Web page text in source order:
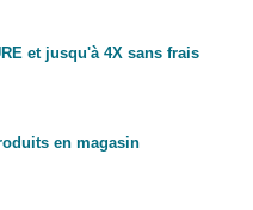
et jusqu'à 4X sans frais
en magasin